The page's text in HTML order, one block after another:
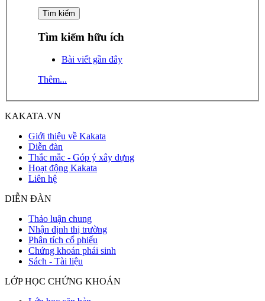
Tìm kiếm hữu ích
Bài viết gần đây
Thêm...
KAKATA.VN
Giới thiệu về Kakata
Diễn đàn
Thắc mắc - Góp ý xây dựng
Hoạt động Kakata
Liên hệ
DIỄN ĐÀN
Thảo luận chung
Nhận định thị trường
Phân tích cổ phiếu
Chứng khoán phái sinh
Sách - Tài liệu
LỚP HỌC CHỨNG KHOÁN